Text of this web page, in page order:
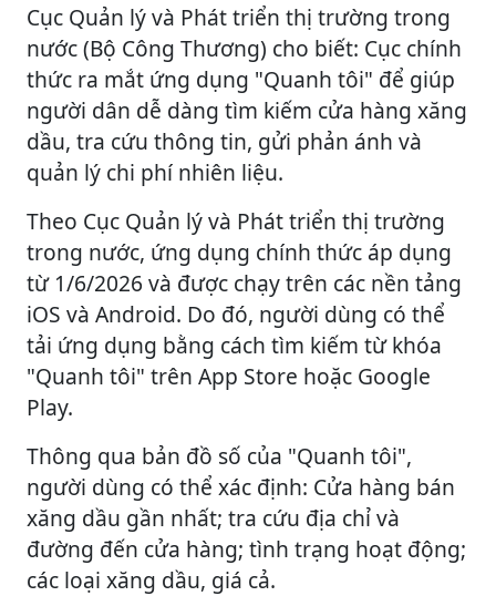
Cục Quản lý và Phát triển thị trường trong
nước (Bộ Công Thương) cho biết: Cục chính
thức ra mắt ứng dụng "Quanh tôi" để giúp
người dân dễ dàng tìm kiếm cửa hàng xăng
dầu, tra cứu thông tin, gửi phản ánh và
quản lý chi phí nhiên liệu.
Theo Cục Quản lý và Phát triển thị trường
trong nước, ứng dụng chính thức áp dụng
từ 1/6/2026 và được chạy trên các nền tảng
iOS và Android. Do đó, người dùng có thể
tải ứng dụng bằng cách tìm kiếm từ khóa
"Quanh tôi" trên App Store hoặc Google
Play.
Thông qua bản đồ số của "Quanh tôi",
người dùng có thể xác định: Cửa hàng bán
xăng dầu gần nhất; tra cứu địa chỉ và
đường đến cửa hàng; tình trạng hoạt động;
các loại xăng dầu, giá cả.